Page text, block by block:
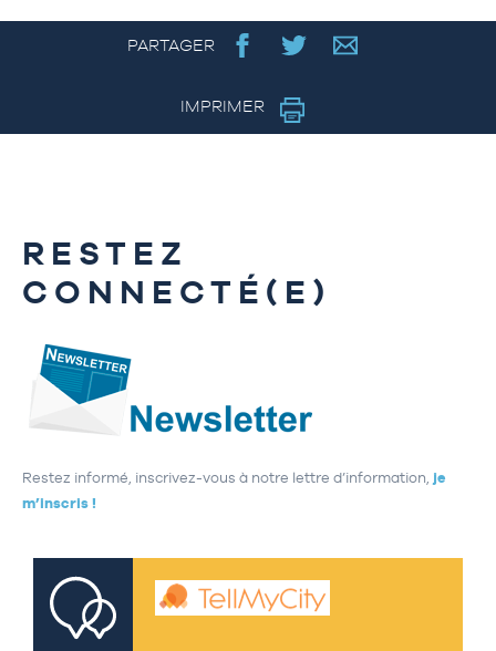
PARTAGER
IMPRIMER
RESTEZ
CONNECTÉ(E)
Restez informé, inscrivez-vous à notre lettre d’information, je
m’inscris !